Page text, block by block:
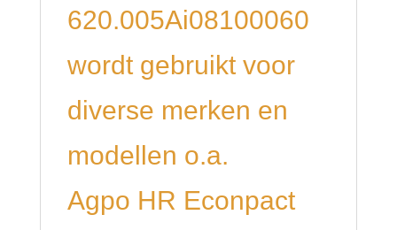
620.005Ai08100060
wordt gebruikt voor
diverse merken en
modellen o.a.
Agpo HR Econpact